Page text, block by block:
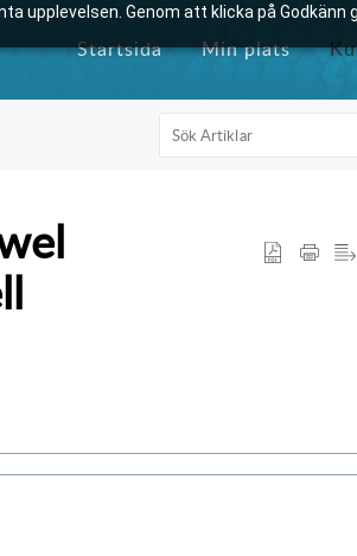
upplevelsen. Genom att klicka på Godkänn
Startsida Min plats